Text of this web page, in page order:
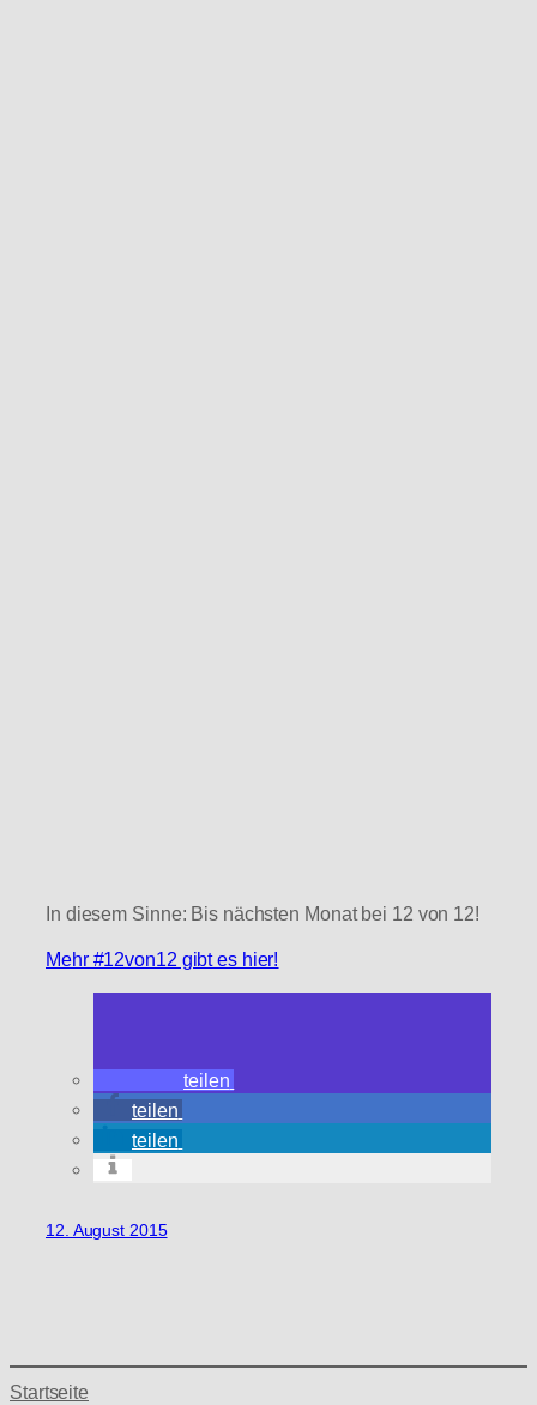
In diesem Sinne: Bis nächsten Monat bei 12 von 12!
Mehr #12von12 gibt es hier!
teilen
teilen
teilen
12. August 2015
Startseite